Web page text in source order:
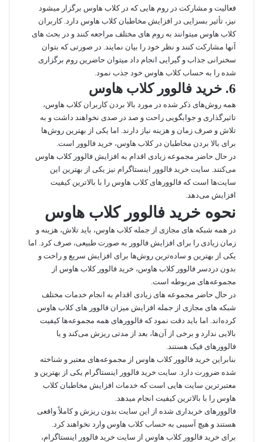
فعالیت و مشارکت در روم‌ هایی که در کلاب هاوس برگزار میشود
نیز، تأثیر بسزایی در افزایش مخاطبان کلاب هاوس دارد. کاربران
کلاب هاوس میتوانند به روم‌ های مختلف مراجعه کنند و در بحث‌ های
آنها مشارکت کنند و نظر خود را بیان نمایند. در صورتی که بتوان
سخنرانی جذاب و گیرایی انجام داد میتوان حاضرین روم برگزاری
شده را به حساب کلاب هاوس خود جذب نمود.
6. خرید فالوور کلاب هاوس
همه روش‌های ذکر شده در مورد بالا بردن کاربران کلاب هاوس،
تاثیرگذاری و جوابگویی راحت و صد در صدی نخواهند داشت و به
تلاش و صرف زمان و هزینه نیاز دارند. اما یکی از بهترین روش‌ها
برای بالا بردن مخاطبان در کلاب هاوس، خرید فالوور است.
در حال حاضر مجموعه زیادی اقدام به افزایش فالوور کلاب هاوس
می‌کنند. سایت خرید فالوور اینستاگرام نیز یکی از بهترین این
سایت‌ها است که فالوور‌های کلاب هاوس را با بالاترین کیفیت
افزایش می‌دهد.
نحوه خرید فالوور کلاب هاوس
در همه شبکه‌ های مجازی از جمله کلاب هاوس، باید تلاش، هزینه و
زمان زیادی را برای افزایش فالوور به صورت طبیعی، صرف کرد. اما
یکی از بهترین و ساده‌ترین روش‌ها برای افزایش سریع و راحت و
بدون دردسر فالوور کلاب هاوس، خرید فالوور کلاب هاوس از
مجموعه‌های مربوطه است.
در حال حاضر مجموعه‌ های زیادی اقدام به انجام خدمات مختلف
شبکه‌ های مجازی از جمله افزایش میزان فالوور های کلاب هاوس
کرده‌اند. اما باید دقت نمود که فالوور‌های همه مجموعه‌ها کیفیت
بالایی ندارد و برخی از آن‌ها، بعد از مدتی ریزش می‌کند و یا
فالوور‌های فیک هستند.
بنابراین خرید فالوور کلاب هاوس از مجموعه‌های معتبر و شناخته
شده ضرورت دارد. سایت خرید فالوور اینستاگرام یکی از بهترین و
معتبرترین سایت‌ هایی است که خدمات افزایش مخاطبان کلاب
هاوس را با بالاترین کیفیت انجام میدهد.
فالوورهای خریداری شده از این سایت بدون ریزش و کاملاً واقعی
هستند و هیچ آسیبی به حساب کلاب هاوس وارد نخواهند کرد.
برای خرید فالوور کلاب هاوس از سایت خرید فالوور اینستاگرام،